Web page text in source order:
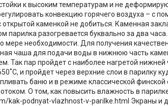
к высоким температурам и не
конвекцию горячего воздуха – с
открытой каменкой не добиться. Каменная
парилка разогревается буквально за два
мере необходимости. Для получения
чаша для подачи воды в нижнюю часть
Так пар пройдет с наиболее нагретой нижней
и пройдет через верхние слои в парилку
баню и в режиме классической финской
О том, как повысить влажность в
kak-podnyat-vlazhnost-v-parilke.html Экраны и